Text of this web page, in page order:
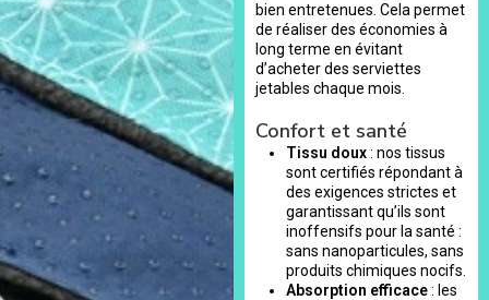
bien entretenues. Cela permet
de réaliser des économies à
long terme en évitant
d’acheter des serviettes
jetables chaque mois.
Confort et santé
Tissu doux: nos tissus
sont certifiés répondant à
des exigences strictes et
garantissant qu’ils sont
inoffensifs pour la santé :
sans nanoparticules, sans
produits chimiques nocifs.
Absorption efficace: les